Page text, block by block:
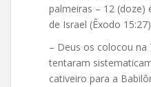
palmeiras – 12 (doze)
de Israel (Êxodo
– Deus os colocou na
tentaram
cativeiro para a